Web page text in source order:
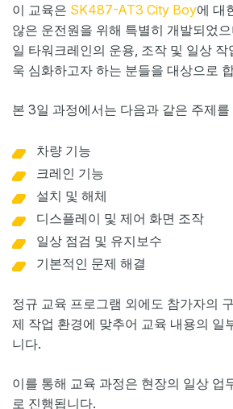
General terms and conditions
일반 약관
이 교육은 SK487-AT3 City Boy에 대
않은 운전원을 위해 특별히 개발되었
일 타워크레인의 운용, 조작 및 일상 작
욱 심화하고자 하는 분들을 대상으로
본 3일 과정에서는 다음과 같은 주제를
차량 기능
크레인 기능
설치 및 해체
디스플레이 및 제어 화면 조작
일상 점검 및 유지보수
기본적인 문제 해결
정규 교육 프로그램 외에도 참가자의
제 작업 환경에 맞추어 교육 내용의 일
니다.
이를 통해 교육 과정은 현장의 일상 업
로 진행됩니다.